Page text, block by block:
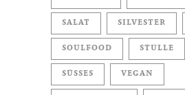
SALAT SILVESTER
SOULFOOD STULLE
SÜSSES VEGAN